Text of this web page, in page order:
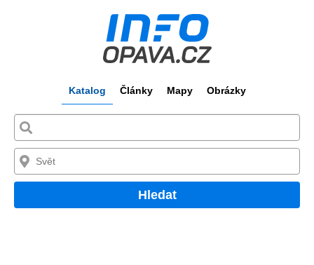
Katalog Články Mapy Obrázky
Hledat